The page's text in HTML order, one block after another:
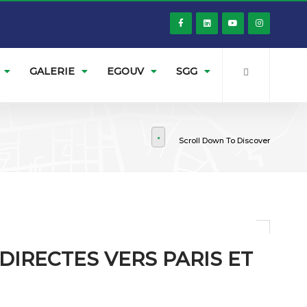
GALERIE EGOUV SGG
Scroll Down To Discover
VERS PARIS ET